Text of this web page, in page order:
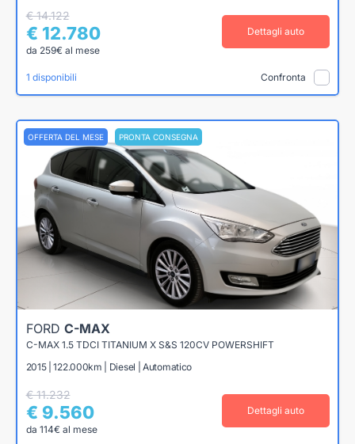
€ 14.122
€ 12.780
da 259€ al mese
Dettagli auto
1 disponibili Confronta
OFFERTA DEL MESE PRONTA CONSEGNA
FORD C-MAX
C-MAX 1.5 TDCI TITANIUM X S&S 120CV POWERSHIFT
2015 | 122.000km | Diesel | Automatico
€ 11.232
€ 9.560
da 114€ al mese
Dettagli auto